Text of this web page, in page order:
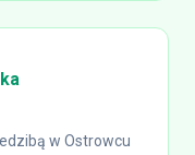
w Ostrowcu